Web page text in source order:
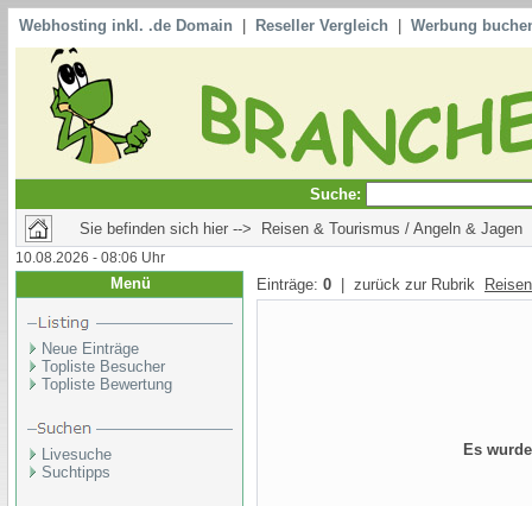
Webhosting inkl. .de Domain Reseller Vergleich Werbung
Suche:
Sie befinden sich hier --> Reisen & Tourismus / Angeln & Jagen
10.08.2026 - 08:06 Uhr
Menü
Neue Einträge
Topliste Besucher
Topliste Bewertung
Livesuche
Suchtipps
Einträge: 0 | zurück zur Rubrik
Es